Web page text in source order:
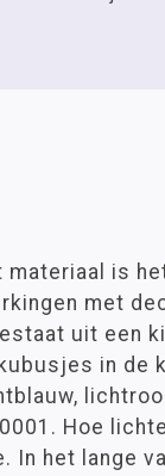
materiaal is
met
uit een
in de
Hoe
In het lange